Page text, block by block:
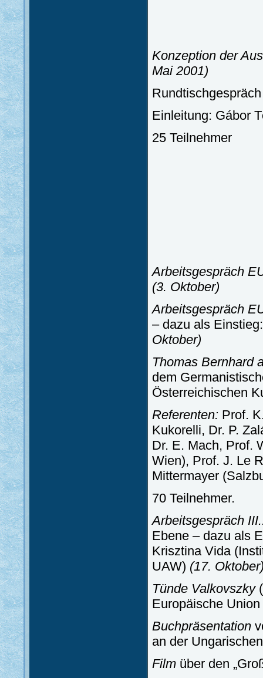
Konzeption der
Mai 2001)
Einleitung: Gábor
25 Teilnehmer
Arbeitsgespräch
(3. Oktober)
Arbeitsgespräch
– dazu als
Oktober)
Thomas Bernhard
dem
Österreichischen
Referenten: Prof.
Kukorelli, Dr. P.
Dr. E. Mach, Prof.
Wien), Prof. J. Le
Mittermayer
70 Teilnehmer.
Arbeitsgespräch
Ebene – dazu als
Krisztina Vida
UAW) (17.
Tünde Valkovszky
Europäische Union
Buchpräsentation
an der
Film über den